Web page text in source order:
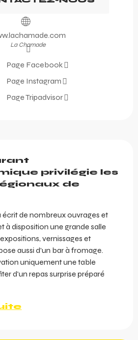
La Chamade
Page Facebook
Page Instagram
Page Tripadvisor
privilégie les
de
écrit de nombreux ouvrages et
à disposition une grande salle
vernissages et
aussi d'un bar à fromage.
uniquement une table
d'un repas surprise préparé